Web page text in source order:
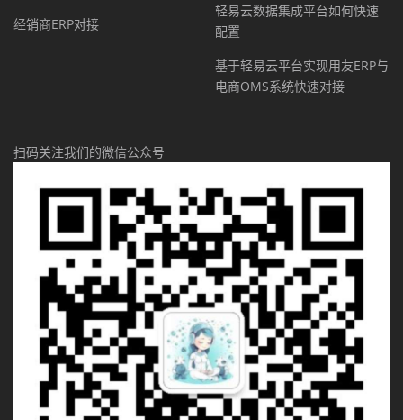
经销商ERP对接
轻易云数据集成平台如何快速
配置
基于轻易云平台实现用友ERP与
电商OMS系统快速对接
扫码关注我们的微信公众号